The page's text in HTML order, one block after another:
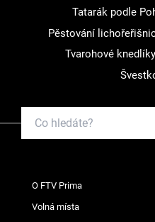
Tatarák podle
Pěstování
Tvarohové knedlíky
O FTV Prima
Volná místa